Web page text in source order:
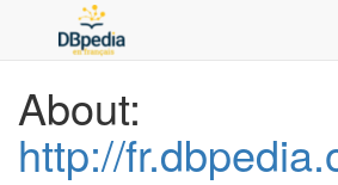
About:
http://